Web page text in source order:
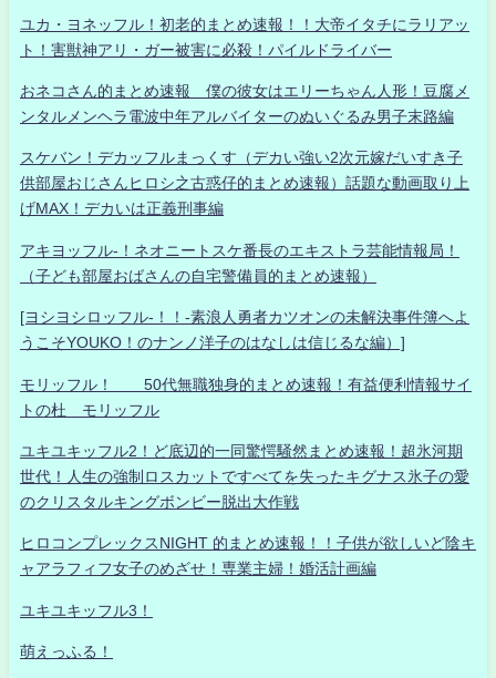
ユカ・ヨネッフル！初老的まとめ速報！！大帝イタチにラリアッ
ト！害獣神アリ・ガー被害に必殺！パイルドライバー
おネコさん的まとめ速報 僕の彼女はエリーちゃん人形！豆腐メ
ンタルメンヘラ電波中年アルバイターのぬいぐるみ男子末路編
スケバン！デカッフルまっくす（デカい強い2次元嫁だいすき子
供部屋おじさんヒロシ之古惑仔的まとめ速報）話題な動画取り上
げMAX！デカいは正義刑事編
アキヨッフル-！ネオニートスケ番長のエキストラ芸能情報局！
（子ども部屋おばさんの自宅警備員的まとめ速報）
[ヨシヨシロッフル-！！-素浪人勇者カツオンの未解決事件簿へよ
うこそYOUKO！のナンノ洋子のはなしは信じるな編）]
モリッフル！ 50代無職独身的まとめ速報！有益便利情報サイ
トの杜 モリッフル
ユキユキッフル2！ど底辺的一同驚愕騒然まとめ速報！超氷河期
世代！人生の強制ロスカットですべてを失ったキグナス氷子の愛
のクリスタルキングボンビー脱出大作戦
ヒロコンプレックスNIGHT 的まとめ速報！！子供が欲しいど陰キ
ャアラフィフ女子のめざせ！専業主婦！婚活計画編
ユキユキッフル3！
萌えっふる！